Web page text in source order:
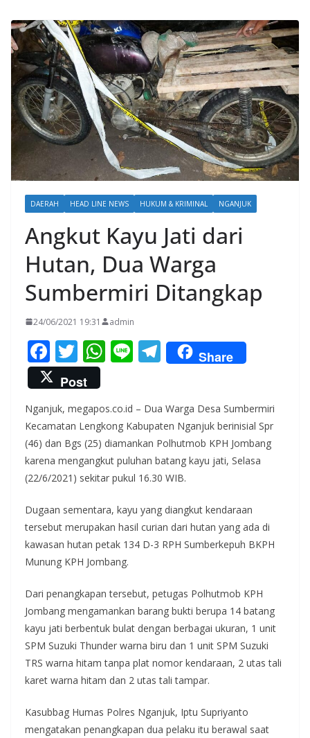
DAERAH HEAD LINE NEWS HUKUM & KRIMINAL NGANJUK
Angkut Kayu Jati dari
Hutan, Dua Warga
Sumbermiri Ditangkap
24/06/2021 19:31 admin
F
ac
e
b
o
o
k
T
w
itt
er
W
s
A
p
p
Li T
el
gr
a
m
Share
Post
Nganjuk, megapos.co.id – Dua Warga Desa Sumbermiri
Kecamatan Lengkong Kabupaten Nganjuk berinisial Spr
(46) dan Bgs (25) diamankan Polhutmob KPH Jombang
karena mengangkut puluhan batang kayu jati, Selasa
(22/6/2021) sekitar pukul 16.30 WIB.
Dugaan sementara, kayu yang diangkut kendaraan
tersebut merupakan hasil curian dari hutan yang ada di
kawasan hutan petak 134 D-3 RPH Sumberkepuh BKPH
Munung KPH Jombang.
Dari penangkapan tersebut, petugas Polhutmob KPH
Jombang mengamankan barang bukti berupa 14 batang
kayu jati berbentuk bulat dengan berbagai ukuran, 1 unit
SPM Suzuki Thunder warna biru dan 1 unit SPM Suzuki
TRS warna hitam tanpa plat nomor kendaraan, 2 utas tali
karet warna hitam dan 2 utas tali tampar.
Kasubbag Humas Polres Nganjuk, Iptu Supriyanto
mengatakan penangkapan dua pelaku itu berawal saat